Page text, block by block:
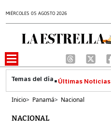
MIÉRCOLES 05 AGOSTO 2026
Últimas Noticias
Inicio> Panamá> Nacional
NACIONAL